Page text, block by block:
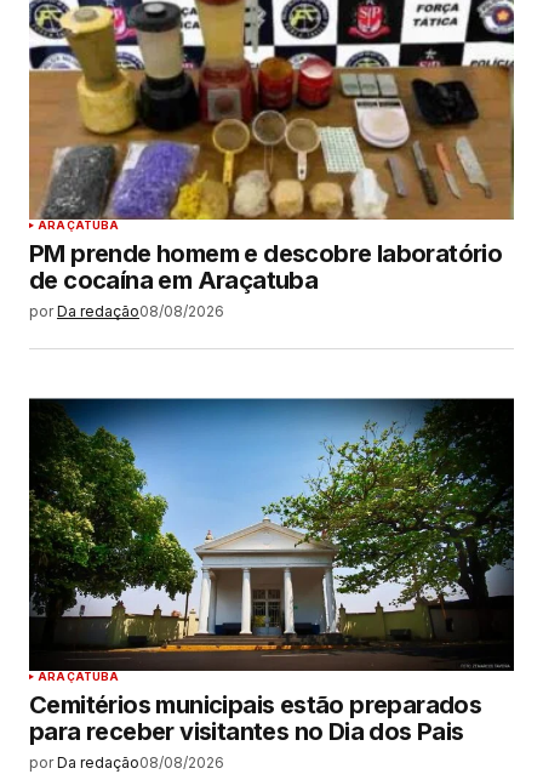
ARAÇATUBA
PM prende homem e descobre laboratório
de cocaína em Araçatuba
por Da redação08/08/2026
ARAÇATUBA
Cemitérios municipais estão preparados
para receber visitantes no Dia dos Pais
por Da redação08/08/2026